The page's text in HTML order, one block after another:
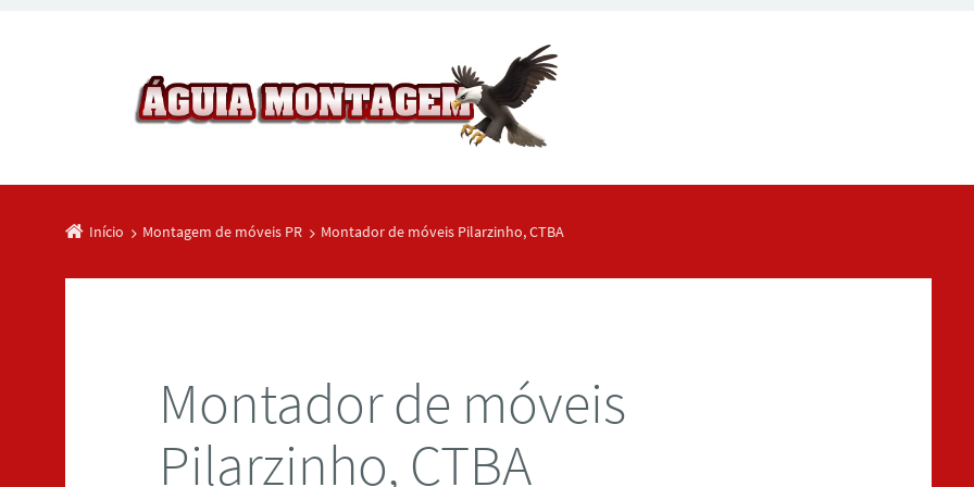
Início Montagem de móveis PR Montador de móveis Pilarzinho, CTBA
Montador de móveis
Pilarzinho, CTBA